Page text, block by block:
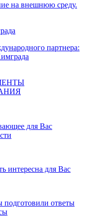
на внешнюю среду.
партнера:
для Вас
интересна для Вас
ответы